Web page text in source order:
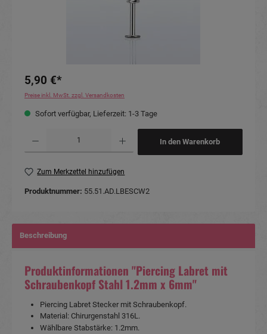
5,90 €*
Preise inkl. MwSt. zzgl. Versandkosten
Sofort verfügbar, Lieferzeit: 1-3 Tage
In den Warenkorb
Zum Merkzettel hinzufügen
Produktnummer: 55.51.AD.LBESCW2
Beschreibung
Produktinformationen "Piercing Labret mit
Schraubenkopf Stahl 1.2mm x 6mm"
Piercing Labret Stecker mit Schraubenkopf.
Material: Chirurgenstahl 316L.
Wählbare Stabstärke: 1.2mm.